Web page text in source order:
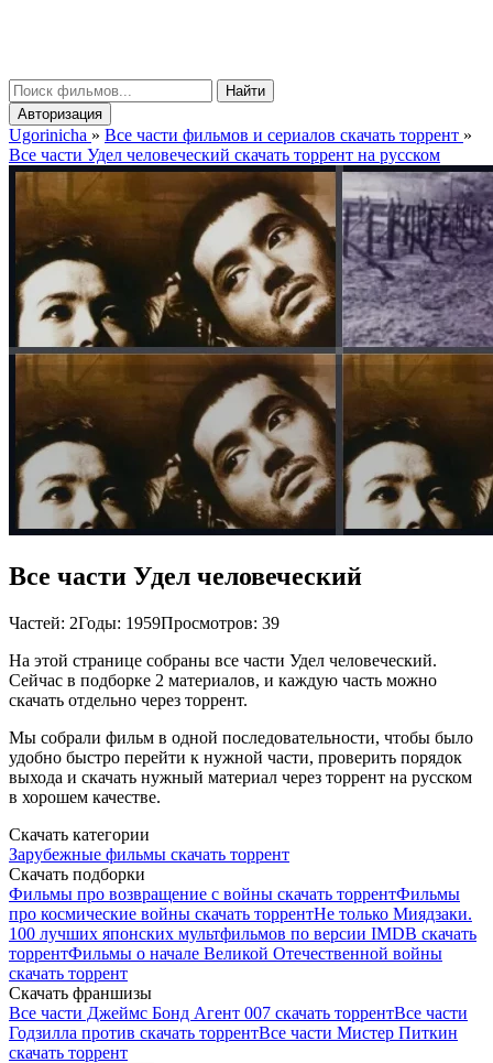
Найти
Авторизация
Ugorinicha » Все части фильмов и сериалов скачать торрент »
Все части Удел человеческий скачать торрент на русском
Все части Удел человеческий
Частей: 2Годы: 1959Просмотров: 39
На этой странице собраны все части Удел человеческий.
Сейчас в подборке 2 материалов, и каждую часть можно
скачать отдельно через торрент.
Мы собрали фильм в одной последовательности, чтобы было
удобно быстро перейти к нужной части, проверить порядок
выхода и скачать нужный материал через торрент на русском
в хорошем качестве.
Скачать категории
Зарубежные фильмы скачать торрент
Скачать подборки
Фильмы про возвращение с войны скачать торрентФильмы
про космические войны скачать торрентНе только Миядзаки.
100 лучших японских мультфильмов по версии IMDB скачать
торрентФильмы о начале Великой Отечественной войны
скачать торрент
Скачать франшизы
Все части Джеймс Бонд Агент 007 скачать торрентВсе части
Годзилла против скачать торрентВсе части Мистер Питкин
скачать торрент